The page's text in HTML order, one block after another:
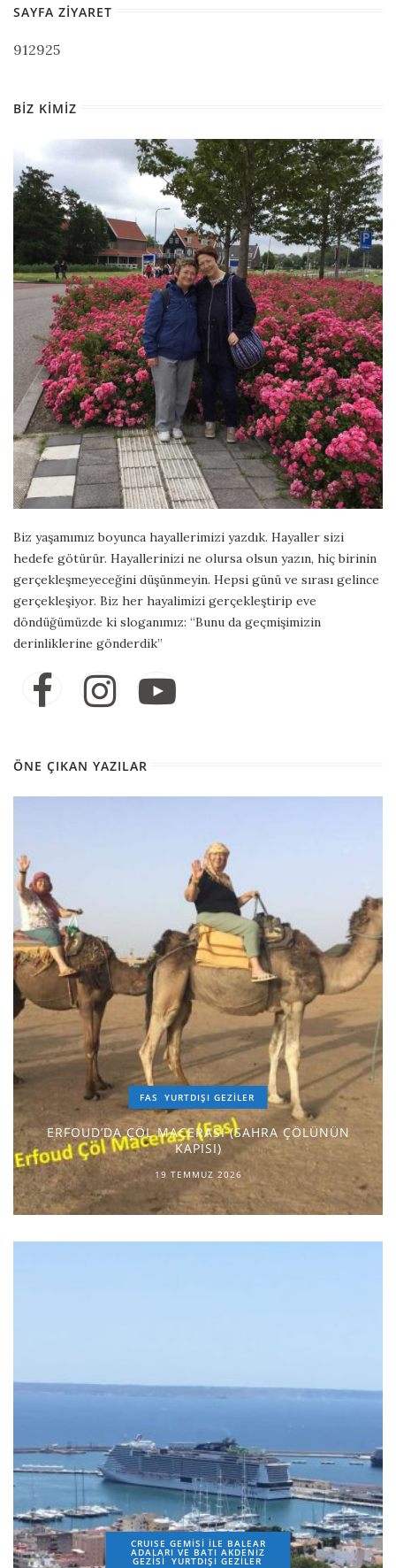
SAYFA ZIYARET
912925
BIZ KIMIZ
Biz yaşamımız boyunca hayallerimizi yazdık. Hayaller sizi
hedefe götürür. Hayallerinizi ne olursa olsun yazın, hiç birinin
gerçekleşmeyeceğini düşünmeyin. Hepsi günü ve sırası gelince
gerçekleşiyor. Biz her hayalimizi gerçekleştirip eve
döndüğümüzde ki sloganımız: “Bunu da geçmişimizin
derinliklerine gönderdik”
ÖNE ÇIKAN YAZILAR
FAS YURTDIŞI GEZILER
ERFOUD’DA ÇÖL MACERASI (SAHRA ÇÖLÜNÜN
KAPISI)
19 TEMMUZ 2026
CRUISE GEMİSİ İLE BALEAR
ADALARI VE BATI AKDENİZ
GEZİSİ YURTDIŞI GEZILER